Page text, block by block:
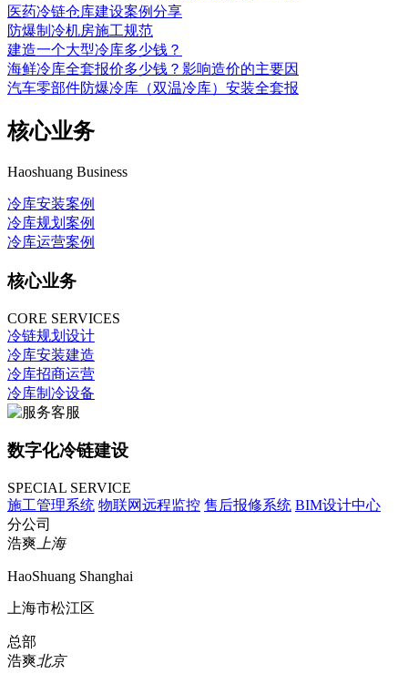
医药冷链仓库建设案例分享
防爆制冷机房施工规范
建造一个大型冷库多少钱？
海鲜冷库全套报价多少钱？影响造价的主要因
汽车零部件防爆冷库（双温冷库）安装全套报
核心业务
Haoshuang Business
冷库安装案例
冷库规划案例
冷库运营案例
核心业务
CORE SERVICES
冷链规划设计
冷库安装建造
冷库招商运营
冷库制冷设备
数字化冷链建设
SPECIAL SERVICE
施工管理系统 物联网远程监控 售后报修系统 BIM设计中心
分公司
浩爽 上海
HaoShuang Shanghai
上海市松江区
总部
浩爽北京